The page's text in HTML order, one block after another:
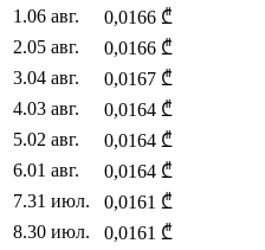
1 .06 авг. 0,0166 ₾
2.05 авг. 0,0166 ₾
3.04 авг. 0,0167 ₾
4.03 авг. 0,0164 ₾
5.02 авг. 0,0164 ₾
6.01 авг. 0,0164 ₾
7.31 июл. 0,0161 ₾
8.30 июл. 0,0161 ₾